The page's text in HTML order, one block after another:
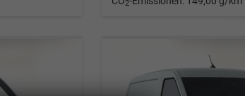
2